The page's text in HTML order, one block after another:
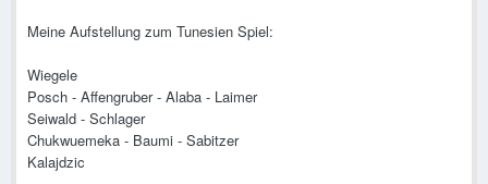
Meine Aufstellung zum Tunesien Spiel:
Wiegele
Posch - Affengruber - Alaba - Laimer
Seiwald - Schlager
Chukwuemeka - Baumi - Sabitzer
Kalajdzic